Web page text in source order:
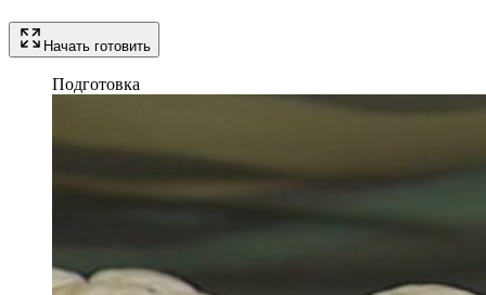
Начать готовить
Подготовка